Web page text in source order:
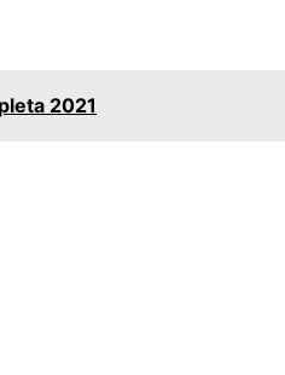
2021